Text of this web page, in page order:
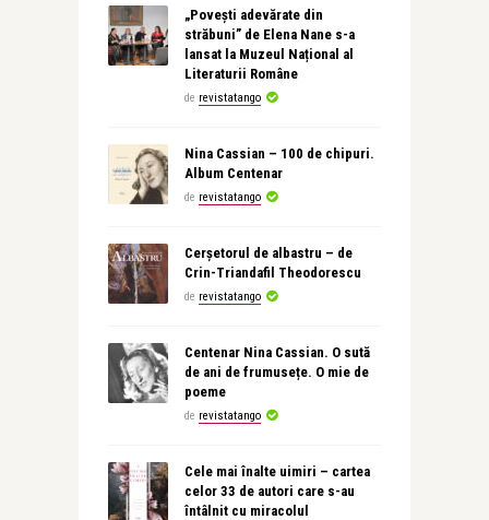
„Povești adevărate din
străbuni” de Elena Nane s-a
lansat la Muzeul Național al
Literaturii Române
de revistatango
Nina Cassian – 100 de chipuri.
Album Centenar
de revistatango
Cerșetorul de albastru – de
Crin-Triandafil Theodorescu
de revistatango
Centenar Nina Cassian. O sută
de ani de frumusețe. O mie de
poeme
de revistatango
Cele mai înalte uimiri – cartea
celor 33 de autori care s-au
întâlnit cu miracolul